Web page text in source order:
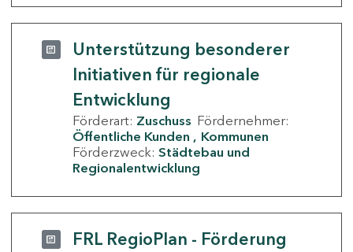
Unterstützung besonderer
Initiativen für regionale
Entwicklung
Förderart: Zuschuss Fördernehmer:
Öffentliche Kunden
Kommunen
Förderzweck: Städtebau und
Regionalentwicklung
FRL RegioPlan - Förderung